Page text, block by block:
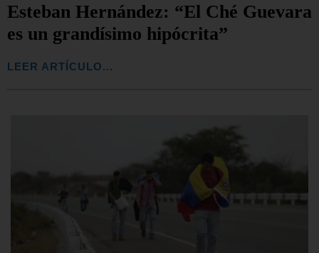
Esteban Hernández: “El Ché Guevara
es un grandísimo hipócrita”
LEER ARTÍCULO...